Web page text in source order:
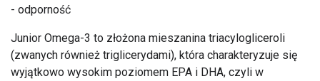
- odporność
Junior Omega-3 to złożona mieszanina triacylogliceroli
(zwanych również triglicerydami), która charakteryzuje się
wyjątkowo wysokim poziomem EPA i DHA, czyli w